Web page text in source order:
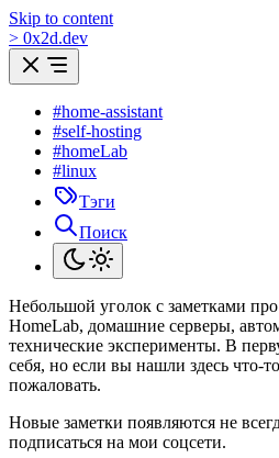
Skip to content
> 0x2d.dev
#home-assistant
#self-hosting
#homeLab
#linux
Тэги
Поиск
Небольшой уголок с заметками
HomeLab, домашние серверы,
технические эксперименты. В
себя, но если вы нашли здесь что-
пожаловать.
Новые заметки появляются не
подписаться на мои соцсети.